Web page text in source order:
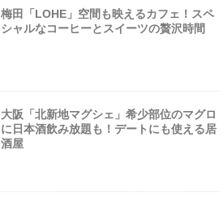
梅田「LOHE」空間も映えるカフェ！スペ
シャルなコーヒーとスイーツの贅沢時間
大阪「北新地マグシェ」希少部位のマグロ
に日本酒飲み放題も！デートにも使える居
酒屋